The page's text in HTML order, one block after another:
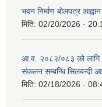
भवन निर्माण बोलपत्र
मिति: 02/20/2026 -
आ.व. २०८२/०८३ को लागि
संकलन सम्बन्धि सिलबन्दी
मिति: 02/18/2026 -